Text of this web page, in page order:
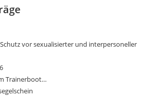
vor sexualisierter und interpersoneller
Trainerboot…